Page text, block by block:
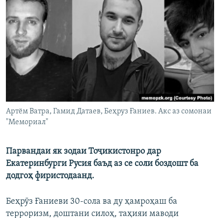
ГУЗОРИШҲОИ РАДИОӢ
Русский
ПАЙГИРӢ КУНЕД
Ҳамаи сомонаҳои RFE/RL
Артём Ватра, Гамид Датаев, Беҳруз Ғаниев. Акс аз сомонаи
"Мемориал"
Парвандаи як зодаи Тоҷикистонро дар
Екатеринбурги Русия баъд аз се соли боздошт ба
додгоҳ фиристодаанд.
Беҳрӯз Ғаниеви 30-сола ва ду ҳамроҳаш ба
терроризм, доштани силоҳ, таҳияи маводи